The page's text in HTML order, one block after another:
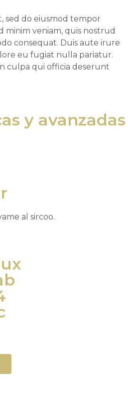
sed do eiusmod tempor
veniam, quis nostrud
consequat. Duis aute irure
eu fugiat nulla pariatur.
culpa qui officia deserunt
y avanzadas
al sircoo.